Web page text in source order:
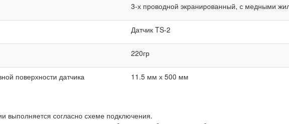
3-х проводной экранированный, с медными
Датчик TS-2
220гр
поверхности датчика 11.5 мм х 500 мм
выполняется согласно схеме подключения.